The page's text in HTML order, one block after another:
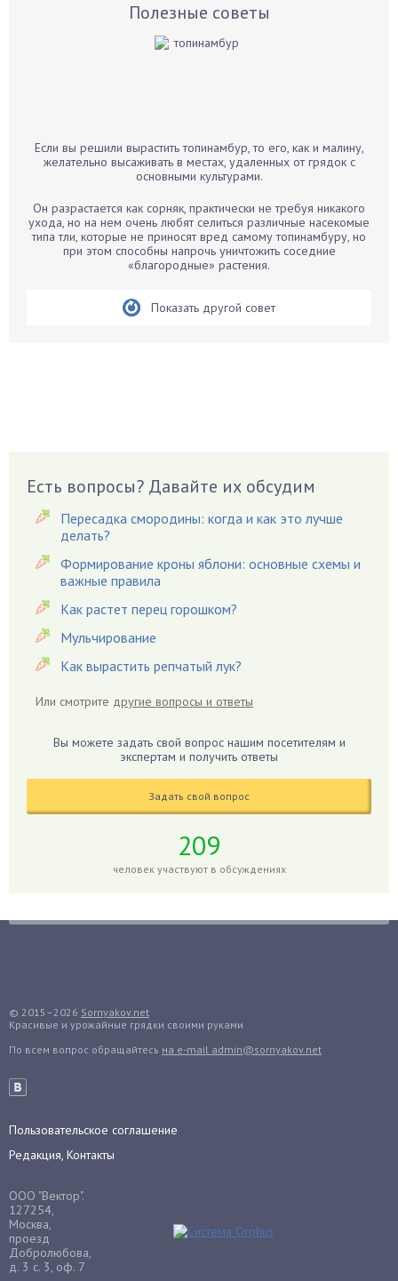
Бархатцы
Белые грибы
Бирючина
Бобовые
Вредители
Гардения
Гацания
Гвоздики
Георгины
Герань
Гиацинт
Гибискус
Гладиолусы
Голубика
Груши
Дайкон
Декабрист
Денежное дерево
Диффенбахия
Дыня
Ежевика
Ежемалина
Полезные советы
Если вы решили вырастить топинамбур, то его, как и малину,
желательно высаживать в местах, удаленных от грядок с
основными культурами.
Он разрастается как сорняк, практически не требуя никакого
ухода, но на нем очень любят селиться различные насекомые
типа тли, которые не приносят вред самому топинамбуру, но
при этом способны напрочь уничтожить соседние
«благородные» растения.
Показать другой совет
Есть вопросы? Давайте их обсудим
Пересадка смородины: когда и как это лучше
делать?
Формирование кроны яблони: основные схемы и
важные правила
Как растет перец горошком?
Мульчирование
Как вырастить репчатый лук?
Или смотрите другие вопросы и ответы
Вы можете задать свой вопрос нашим посетителям и
экспертам и получить ответы
Задать свой вопрос
209
человек участвуют в обсуждениях
© 2015–2026 Sornyakov.net
Красивые и урожайные грядки своими руками
По всем вопрос обращайтесь на e-mail admin@sornyakov.net
Пользовательское соглашение
Редакция, Контакты
ООО "Вектор".
127254,
Москва,
проезд
Добролюбова,
д. 3 с. 3, оф. 7